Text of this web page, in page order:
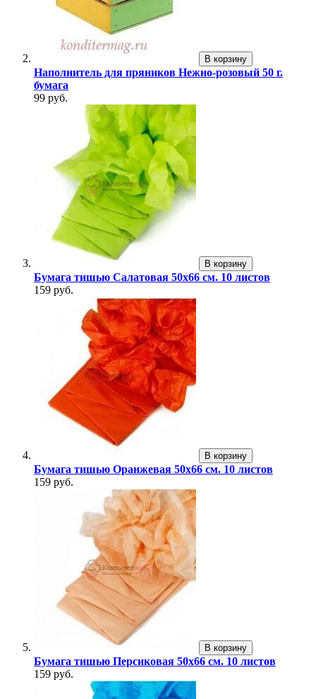
В корзину
Наполнитель для пряников Нежно-розовый 50 г.
бумага
99 руб.
В корзину
Бумага тишью Салатовая 50x66 см. 10 листов
159 руб.
В корзину
Бумага тишью Оранжевая 50x66 см. 10 листов
159 руб.
В корзину
Бумага тишью Персиковая 50x66 см. 10 листов
159 руб.